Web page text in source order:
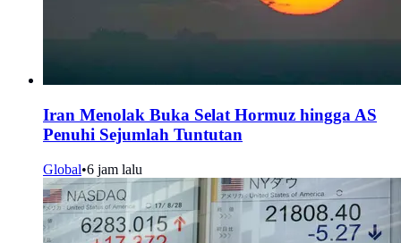
Iran Menolak Buka Selat Hormuz hingga AS
Penuhi Sejumlah Tuntutan
Global•6 jam lalu